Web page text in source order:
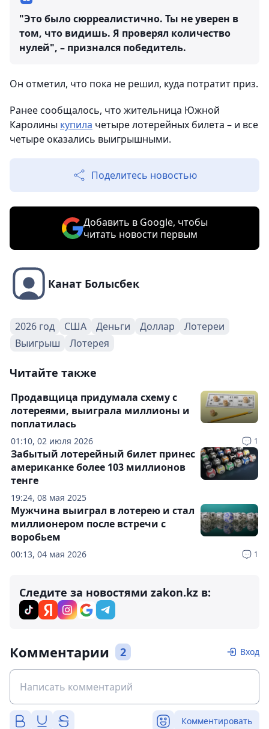
"Это было сюрреалистично. Ты не уверен в
том, что видишь. Я проверял количество
нулей", – признался победитель.
Он отметил, что пока не решил, куда потратит приз.
Ранее сообщалось, что жительница Южной
Каролины купила четыре лотерейных билета – и все
четыре оказались выигрышными.
Поделитесь новостью
Добавить в Google, чтобы
читать новости первым
Канат Болысбек
2026 год США Деньги Доллар
Лотереи
Выигрыш
Лотерея
Читайте также
01:10, 02 июля 2026 1
Продавщица придумала схему с
лотереями, выиграла миллионы и
поплатилась
19:24, 08 мая 2025
Забытый лотерейный билет принес
американке более 103 миллионов
тенге
00:13, 04 мая 2026 1
Мужчина выиграл в лотерею и стал
миллионером после встречи с
воробьем
Следите за новостями zakon.kz в:
Комментарии 2 Вход
Комментировать